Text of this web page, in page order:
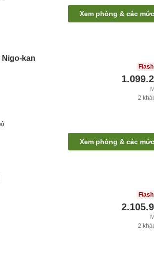
Xem phòng & các
Nigo-kan
2
Xem phòng & các
2